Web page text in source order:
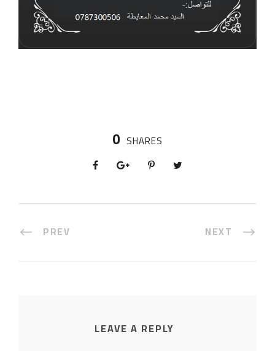
0 SHARES
PREV NEXT
LEAVE A REPLY